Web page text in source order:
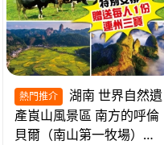
熱門推介
產崀山風景區 南方的呼倫
貝爾（南山第一牧場）夜